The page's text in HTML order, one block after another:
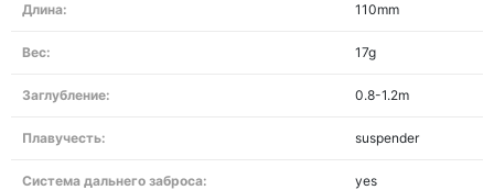
Длина: 110mm
Вес: 17g
Заглубление: 0.8-1.2m
Плавучесть: suspender
Система дальнего заброса: yes